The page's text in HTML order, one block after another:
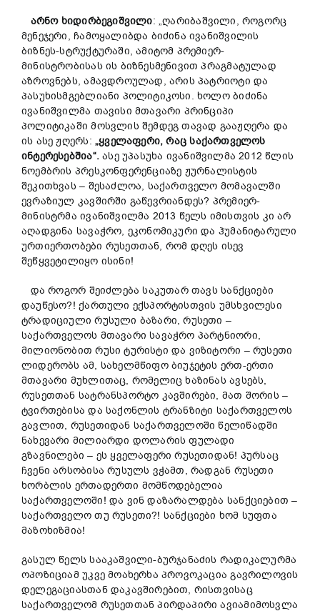
არნო ხიდირბეგიშვილი: „ღარიბაშვილი, როგორც
მენეჯერი, ჩამოყალიბდა ბიძინა ივანიშვილის
ბიზნეს-სტრუქტურაში, ამიტომ პრემიერ-
მინისტრობისას ის ბიზნესმენივით პრაგმატულად
აზროვნებს, ამავდროულად, არის პატრიოტი და
პასუხისმგებლიანი პოლიტიკოსი. ხოლო ბიძინა
ივანიშვილმა თავისი მთავარი პრინციპი
პოლიტიკაში მოსვლის შემდეგ თავად გააჟღერა და
ის ასე ჟღერს: „ყველაფერი,რაცსაქართველოს
ინტერესებშია“.ასე უპასუხა ივანიშვილმა 2012 წლის
ნოემბრის პრესკონფერენციაზე ჟურნალისტის
შეკითხვას – შესაძლოა, საქართველო მომავალში
ევრაზიულ კავშირში გაწევრიანდეს? პრემიერ-
მინისტრმა ივანიშვილმა 2013 წელს იმისთვის კი არ
აღადგინა სავაჭრო, ეკონომიკური და ჰუმანიტარული
ურთიერთობები რუსეთთან, რომ დღეს ისევ
შეწყვეტილიყო ისინი!
და როგორ შეიძლება საკუთარ თავს სანქციები
დაუწესო?! ქართული ექსპორტისთვის უმსხვილესი
ტრადიციული რუსული ბაზარი, რუსეთი –
საქართველოს მთავარი სავაჭრო პარტნიორი,
მილიონობით რუსი ტურისტი და ვიზიტორი – რუსეთი
ლიდერობს ამ, სახელმწიფო ბიუჯეტის ერთ-ერთი
მთავარი მუხლითაც, რომელიც ხაზინას ავსებს,
რუსეთთან სატრანსპორტო კავშირები, მათ შორის –
ტვირთებისა და საქონლის ტრანზიტი საქართველოს
გავლით, რუსეთიდან საქართველოში წელიწადში
ნახევარი მილიარდი დოლარის ფულადი
გზავნილები – ეს ყველაფერი რუსეთიდან! პურსაც
ჩვენი არსობისა რუსულს ვჭამთ, რადგან რუსეთი
ხორბლის ერთადერთი მომწოდებელია
საქართველოში! და ვინ დაზარალდება სანქციებით –
საქართველო თუ რუსეთი?! სანქციები ხომ სუფთა
მაზოხიზმია!
გასულ წელს სააკაშვილი-ბურჯანაძის რადიკალურმა
ოპოზიციამ უკვე მოახერხა პროვოკაცია გავრილოვის
დელეგაციასთან დაკავშირებით, რისთვისაც
საქართველომ რუსეთთან პირდაპირი ავიამიმოსვლა